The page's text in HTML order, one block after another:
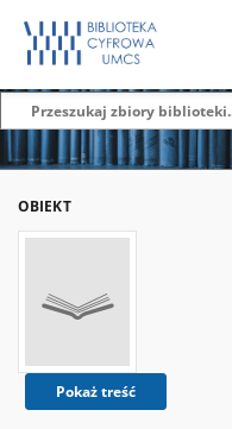
OBIEKT
Pokaż treść